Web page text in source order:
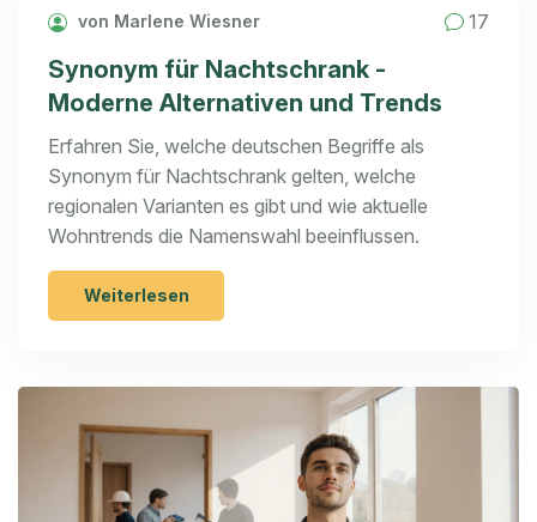
von Marlene Wiesner 17
Synonym für Nachtschrank -
Moderne Alternativen und Trends
Erfahren Sie, welche deutschen Begriffe als
Synonym für Nachtschrank gelten, welche
regionalen Varianten es gibt und wie aktuelle
Wohntrends die Namenswahl beeinflussen.
Weiterlesen